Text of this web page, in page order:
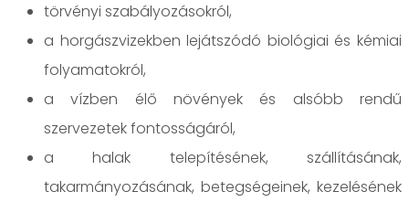
törvényi szabályozásokról,
a horgászvizekben lejátszódó biológiai és kémiai
folyamatokról,
a vízben élő növények és alsóbb rendű
szervezetek fontosságáról,
a halak telepítésének, szállításának,
takarmányozásának, betegségeinek, kezelésének